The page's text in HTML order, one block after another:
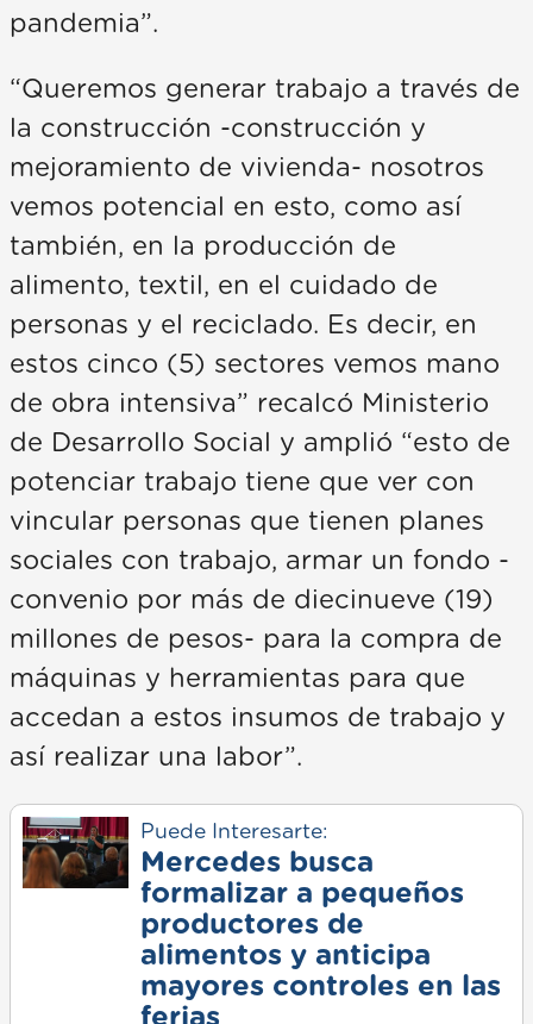
pandemia”.
“Queremos generar trabajo a través de
la construcción -construcción y
mejoramiento de vivienda- nosotros
vemos potencial en esto, como así
también, en la producción de
alimento, textil, en el cuidado de
personas y el reciclado. Es decir, en
estos cinco (5) sectores vemos mano
de obra intensiva” recalcó Ministerio
de Desarrollo Social y amplió “esto de
potenciar trabajo tiene que ver con
vincular personas que tienen planes
sociales con trabajo, armar un fondo -
convenio por más de diecinueve (19)
millones de pesos- para la compra de
máquinas y herramientas para que
accedan a estos insumos de trabajo y
así realizar una labor”.
Puede Interesarte:
Mercedes busca
formalizar a pequeños
productores de
alimentos y anticipa
mayores controles en las